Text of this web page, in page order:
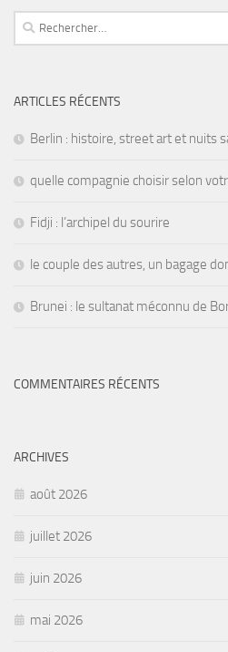
Rechercher :
ARTICLES RÉCENTS
Berlin : histoire, street art et nuits
quelle compagnie choisir selon
Fidji : l’archipel du sourire
le couple des autres, un bagage
Brunei : le sultanat méconnu de
COMMENTAIRES RÉCENTS
ARCHIVES
août 2026
juillet 2026
juin 2026
mai 2026